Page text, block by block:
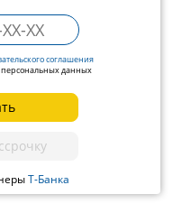
соглашения
персональных данных
Т-Банка